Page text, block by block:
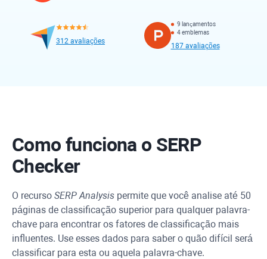
312 avaliações
9 lançamentos
4 emblemas
187 avaliações
Como funciona o SERP
Checker
O recurso SERP Analysis permite que você analise até 50
páginas de classificação superior para qualquer palavra-
chave para encontrar os fatores de classificação mais
influentes. Use esses dados para saber o quão difícil será
classificar para esta ou aquela palavra-chave.